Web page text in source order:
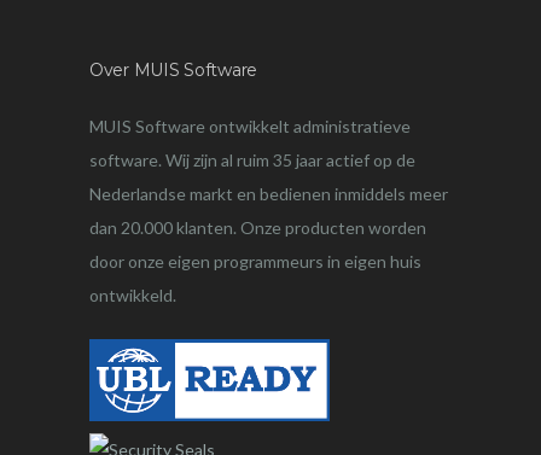
Over MUIS Software
MUIS Software ontwikkelt administratieve
software. Wij zijn al ruim 35 jaar actief op de
Nederlandse markt en bedienen inmiddels meer
dan 20.000 klanten. Onze producten worden
door onze eigen programmeurs in eigen huis
ontwikkeld.